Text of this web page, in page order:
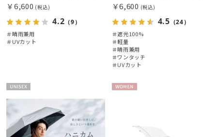
￥6,600 (税込)
4.2 （9）
＃晴雨兼用
＃UVカット
￥6,600 (税込)
4.5 （24）
＃遮光100%
＃軽量
＃晴雨兼用
＃ワンタッチ
＃UVカット
X